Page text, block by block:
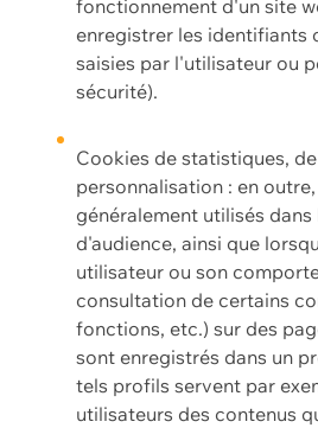
fonctionnement d'un site
enregistrer les identifiants
saisies par l'utilisateur ou
sécurité).
Cookies de statistiques,
personnalisation : en
généralement utilisés
d'audience, ainsi que
utilisateur ou son
consultation de certains
fonctions, etc.) sur des
sont enregistrés dans un
tels profils servent par
utilisateurs des contenus